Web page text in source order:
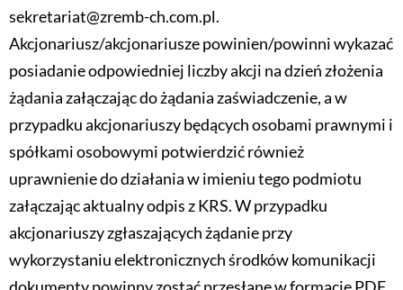
sekretariat@zremb-ch.com.pl.
Akcjonariusz/akcjonariusze powinien/powinni wykazać
posiadanie odpowiedniej liczby akcji na dzień złożenia
żądania załączając do żądania zaświadczenie, a w
przypadku akcjonariuszy będących osobami prawnymi i
spółkami osobowymi potwierdzić również
uprawnienie do działania w imieniu tego podmiotu
załączając aktualny odpis z KRS. W przypadku
akcjonariuszy zgłaszających żądanie przy
wykorzystaniu elektronicznych środków komunikacji